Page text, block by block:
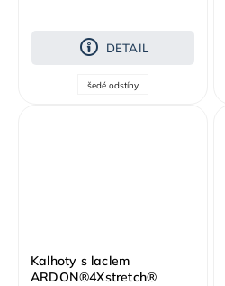
DETAIL
šedé odstíny
Kalhoty s laclem
ARDON®4Xstretch®